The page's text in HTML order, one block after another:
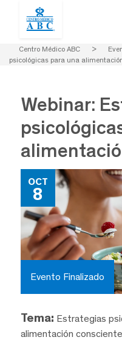
Centro Médico ABC >
psicológicas para una
Webinar:
OCT
8
Evento Finalizado
Tema: Estrategias
alimentación consciente